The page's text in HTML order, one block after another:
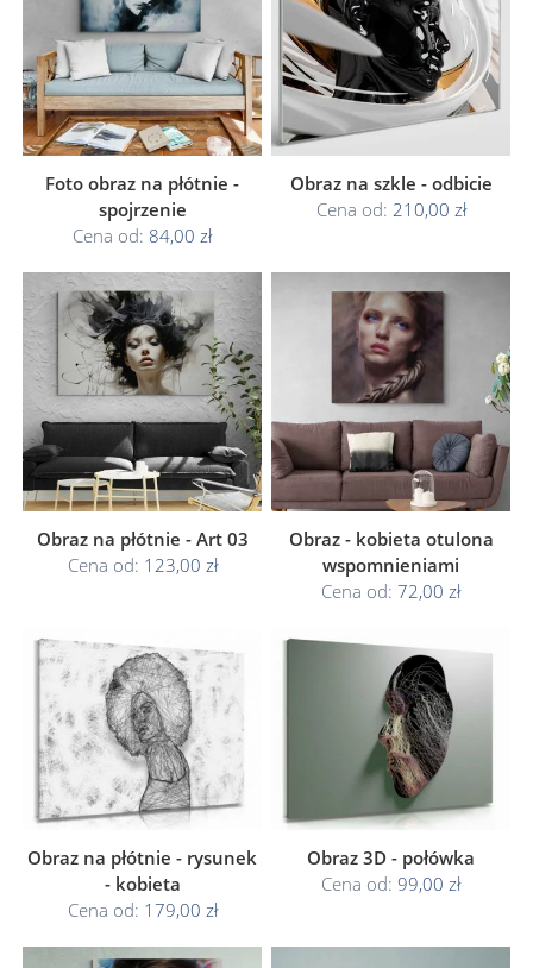
Foto obraz na płótnie -
spojrzenie
Cena od: 84,00 zł
Obraz na szkle - odbicie
Cena od: 210,00 zł
Obraz na płótnie - Art 03
Cena od: 123,00 zł
Obraz - kobieta otulona
wspomnieniami
Cena od: 72,00 zł
Obraz na płótnie - rysunek
- kobieta
Cena od: 179,00 zł
Obraz 3D - połówka
Cena od: 99,00 zł